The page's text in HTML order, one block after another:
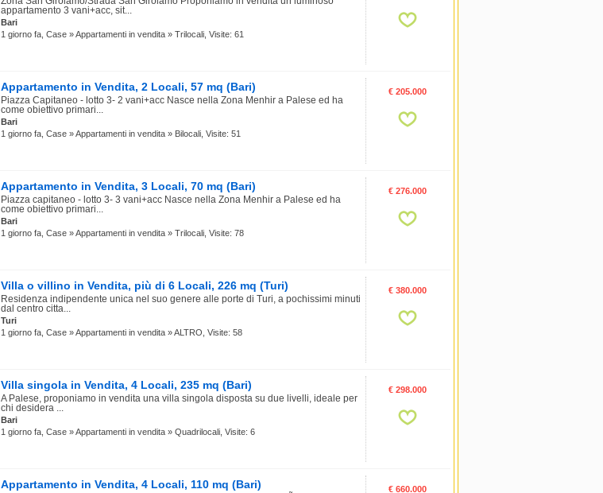
appartamento 3 vani+acc, sit...
Bari
1 giorno fa, Case » Appartamenti in vendita » Trilocali, Visite: 61
Appartamento in Vendita, 2 Locali, 57 mq (Bari)
Piazza Capitaneo - lotto 3- 2 vani+acc Nasce nella Zona Menhir a Palese ed ha
come obiettivo primari...
Bari
1 giorno fa, Case » Appartamenti in vendita » Bilocali, Visite: 51
€ 205.000
Appartamento in Vendita, 3 Locali, 70 mq (Bari)
Piazza capitaneo - lotto 3- 3 vani+acc Nasce nella Zona Menhir a Palese ed ha
come obiettivo primari...
Bari
1 giorno fa, Case » Appartamenti in vendita » Trilocali, Visite: 78
€ 276.000
Villa o villino in Vendita, più di 6 Locali, 226 mq (Turi)
Residenza indipendente unica nel suo genere alle porte di Turi, a pochissimi minuti
dal centro citta...
Turi
1 giorno fa, Case » Appartamenti in vendita » ALTRO, Visite: 58
€ 380.000
Villa singola in Vendita, 4 Locali, 235 mq (Bari)
A Palese, proponiamo in vendita una villa singola disposta su due livelli, ideale per
chi desidera ...
Bari
1 giorno fa, Case » Appartamenti in vendita » Quadrilocali, Visite: 6
€ 298.000
Appartamento in Vendita, 4 Locali, 110 mq (Bari) € 660.000